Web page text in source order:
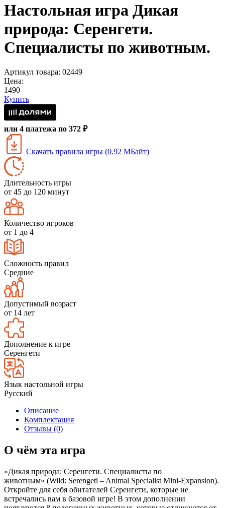
Настольная игра Дикая
природа: Серенгети.
Специалисты по животным.
Артикул товара: 02449
Цена:
1490
Купить
или 4 платежа по 372 ₽
Скачать правила игры (0.92 МБайт)
Длительность игры
от 45 до 120 минут
Количество игроков
от 1 до 4
Сложность правил
Средние
Допустимый возраст
от 14 лет
Дополнение к игре
Серенгети
Язык настольной игры
Русский
Описание
Комплектация
Отзывы (0)
О чём эта игра
«Дикая природа: Серенгети. Специалисты по
животным» (Wild: Serengeti – Animal Specialist Mini-Expansion).
Откройте для себя обитателей Серенгети, которые не
встречались вам в базовой игре! В этом дополнении